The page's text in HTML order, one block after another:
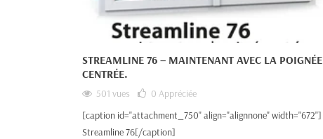
STREAMLINE 76 – MAINTENANT AVEC LA POIGNÉE
CENTRÉE.
501 vues 0 Appréciée
[caption id="attachment_750" align="alignnone" width="672"]
Streamline 76[/caption]